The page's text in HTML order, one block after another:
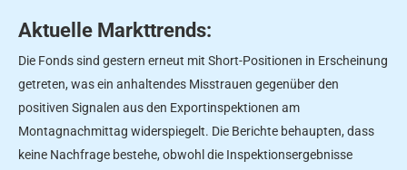
Aktuelle Markttrends:
Die Fonds sind gestern erneut mit Short-Positionen in Erscheinung
getreten, was ein anhaltendes Misstrauen gegenüber den
positiven Signalen aus den Exportinspektionen am
Montagnachmittag widerspiegelt. Die Berichte behaupten, dass
keine Nachfrage bestehe, obwohl die Inspektionsergebnisse